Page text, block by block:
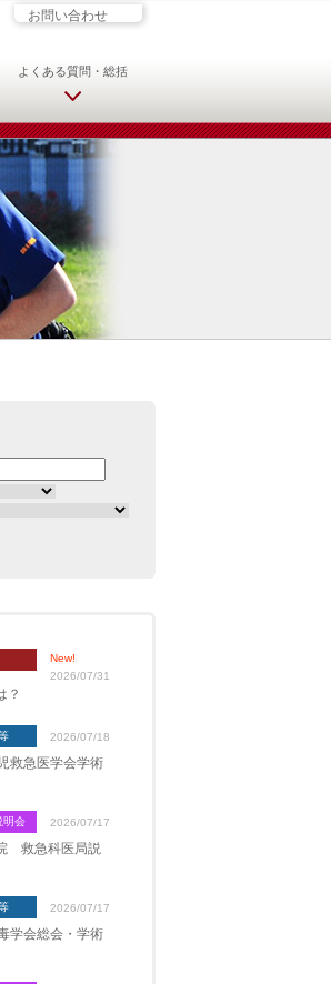
専門医・専攻医
お問い合わせ
よくある質問・総括
New!
2026/07/31
？
2026/07/18
救急医学会学術
明会 2026/07/17
救急科医局説
2026/07/17
学会総会・学術